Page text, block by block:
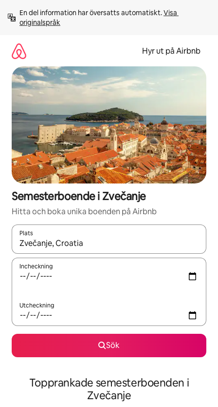
innehåll
En del information har översatts automatiskt. Visa
originalspråk
Hyr ut på Airbnb
Semesterboende i Zvečanje
Hitta och boka unika boenden på Airbnb
Plats
När resultaten är tillgängliga kan du navigera med upp- och
Incheckning
Utcheckning
Sök
Topprankade semesterboenden i
Zvečanje